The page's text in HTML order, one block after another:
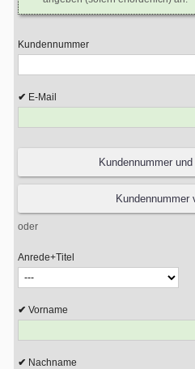
Kundennummer
E-Mail
oder
Anrede+Titel
Vorname
Nachname